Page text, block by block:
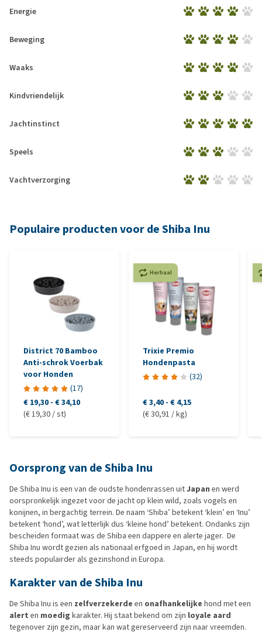
Energie
Beweging
Waaks
Kindvriendelijk
Jachtinstinct
Speels
Vachtverzorging
Populaire producten voor de Shiba Inu
District 70 Bamboo
Anti-schrok Voerbak
voor Honden
(17)
€ 19,30 - € 34,10
(€ 19,30 / st)
Herhaal
Trixie Premio
Hondenpasta
(32)
€ 3,40 - € 4,15
(€ 30,91 / kg)
Oorsprong van de Shiba Inu
De Shiba Inu is een van de oudste hondenrassen uitJapan en werd
oorspronkelijk ingezet voor de jacht op klein wild, zoals vogels en
konijnen, in bergachtig terrein. De naam ‘Shiba’ betekent ‘klein’ en ‘Inu’
betekent ‘hond’, wat letterlijk dus ‘kleine hond’ betekent. Ondanks zijn
bescheiden formaat was de Shiba een dappere en alerte jager. De
Shiba Inu wordt gezien als nationaal erfgoed in Japan, en hij wordt
steeds populairder als gezinshond in Europa.
Karakter van de Shiba Inu
De Shiba Inu is een zelfverzekerde en onafhankelijke hond met een
alert en moedig karakter. Hij staat bekend om zijn loyale aard
tegenover zijn gezin, maar kan wat gereserveerd zijn naar vreemden.